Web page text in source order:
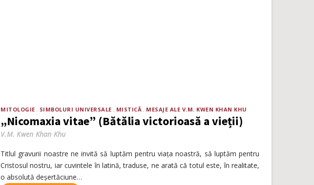
MITOLOGIE SIMBOLURI UNIVERSALE MISTICĂ MESAJE ALE V.M. KWEN KHAN KHU
„Nicomaxia vitae” (Bătălia victorioasă a vieții)
V.M. Kwen Khan Khu
Titlul gravurii noastre ne invită să luptăm pentru viața noastră, să luptăm pentru
Cristosul nostru, iar cuvintele în latină, traduse, ne arată că totul este, în realitate,
o absolută deșertăciune…